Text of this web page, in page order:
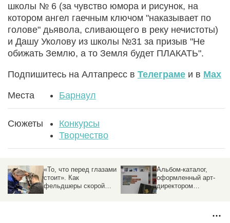
школы № 6 (за чувство юмора и рисунок, на
котором ангел гаечным ключом "наказывает по
голове" дьявола, сливающего в реку нечистоты)
и Дашу Уколову из школы №31 за призыв "Не
обижать Землю, а то Земля будет ПЛАКАТЬ".
Подпишитесь на Алтапресс в Телеграме и в Max
Места Барнаул
Сюжеты
Конкурсы
Творчество
«То, что перед глазами
стоит». Как
фельдшеры скорой
Альбом-каталог,
оформленный арт-
директором